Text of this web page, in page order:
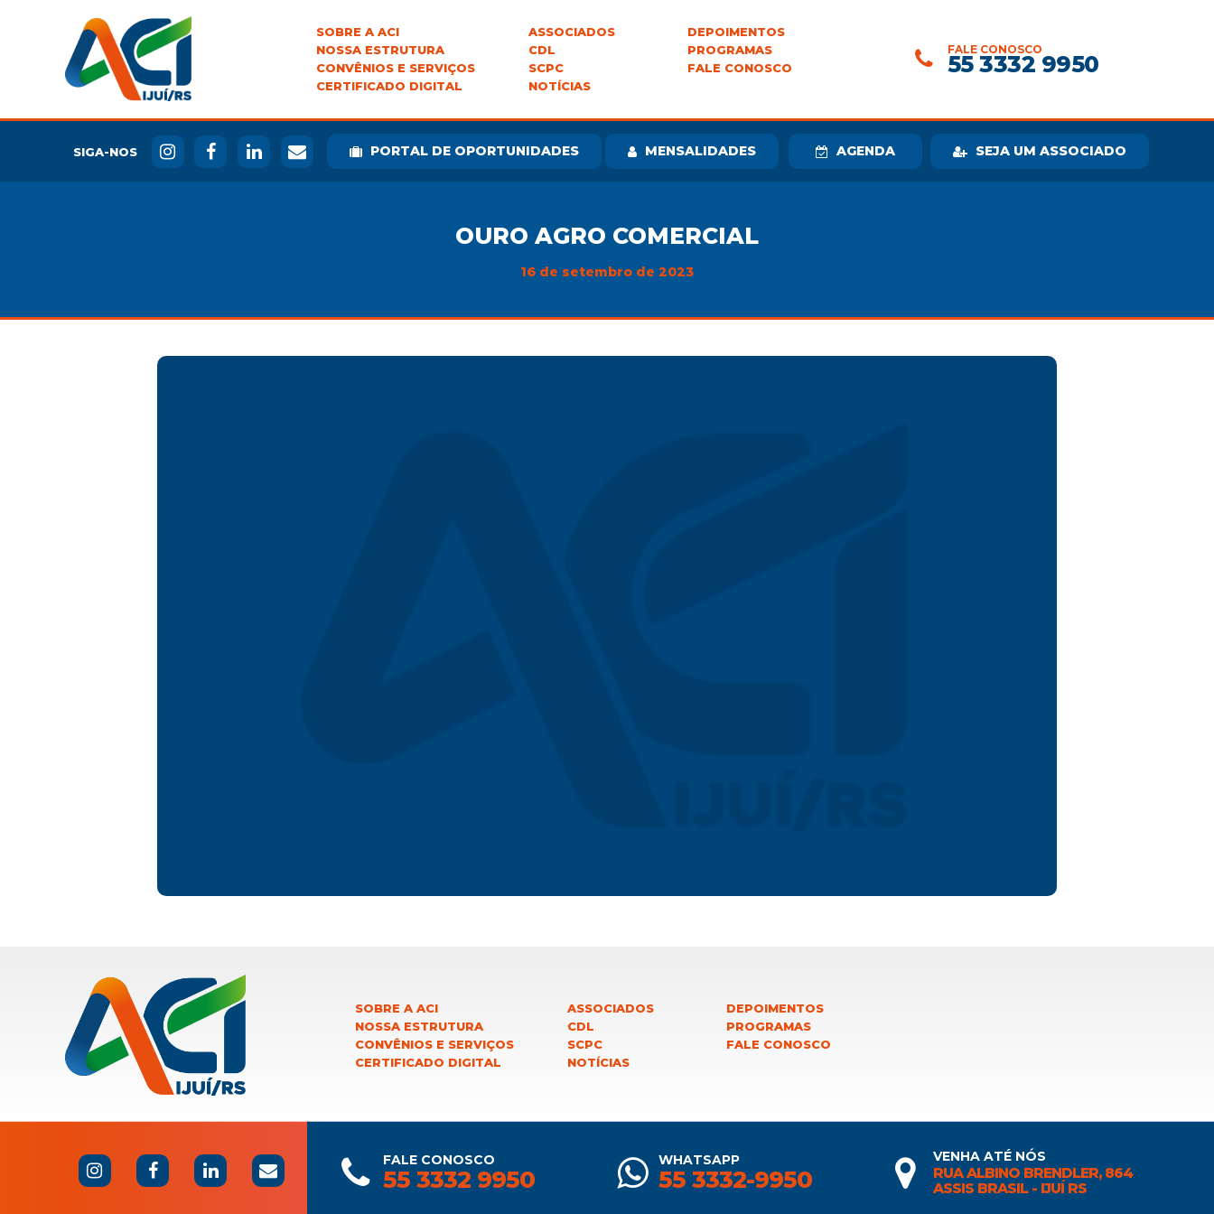
SOBRE A ACI
NOSSA ESTRUTURA
CONVÊNIOS E SERVIÇOS
CERTIFICADO DIGITAL
ASSOCIADOS
CDL
SCPC
NOTÍCIAS
DEPOIMENTOS
PROGRAMAS
FALE CONOSCO
FALE CONOSCO
55 3332 9950
SIGA-NOS PORTAL DE OPORTUNIDADES MENSALIDADES AGENDA SEJA UM ASSOCIADO
OURO AGRO COMERCIAL
16 de setembro de 2023
SOBRE A ACI
NOSSA ESTRUTURA
CONVÊNIOS E SERVIÇOS
CERTIFICADO DIGITAL
ASSOCIADOS
CDL
SCPC
NOTÍCIAS
DEPOIMENTOS
PROGRAMAS
FALE CONOSCO
FALE CONOSCO
55 3332 9950
WHATSAPP
55 3332-9950
VENHA ATÉ NÓS
RUA ALBINO BRENDLER, 864
ASSIS BRASIL - IJUÍ RS